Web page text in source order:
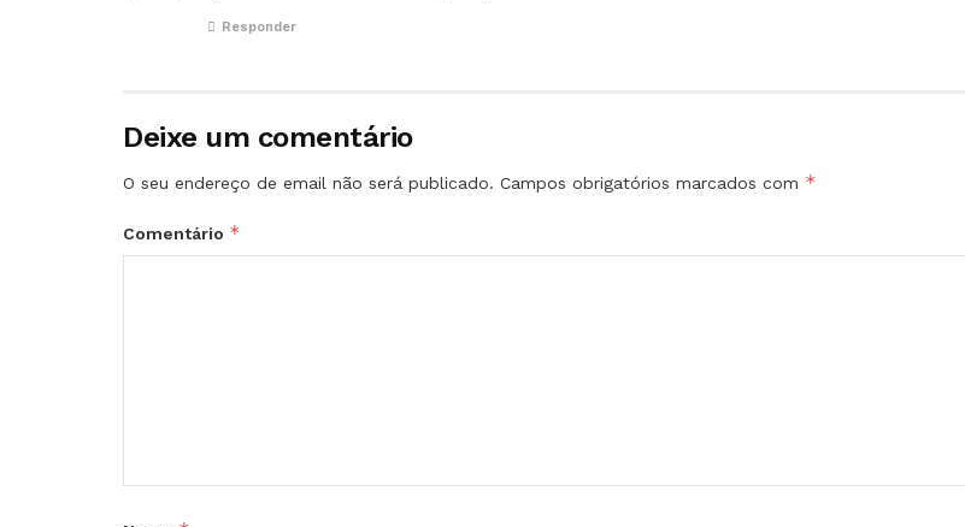
Responder
Deixe um comentário
O seu endereço de email não será publicado. Campos obrigatórios marcados com *
Comentário *